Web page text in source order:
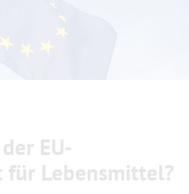
EU-
für Lebensmittel?